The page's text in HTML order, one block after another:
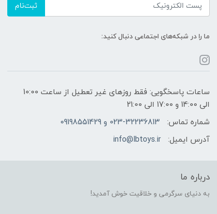
ثبت‌نام
ما را در شبکه‌های اجتماعی دنبال کنید:
ساعات پاسخگویی: فقط روزهای غیر تعطیل از ساعت 10:00
الی 14:00 و 17:00 الی 21:00
شماره تماس:
023-32236813 و 09198551429
آدرس ایمیل:
info@lbtoys.ir
درباره ما
به دنیای سرگرمی و خلاقیت خوش آمدید!